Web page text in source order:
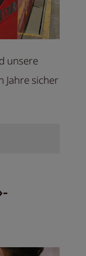
unsere
Jahre sicher